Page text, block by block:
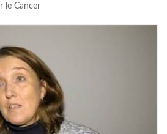
le Cancer